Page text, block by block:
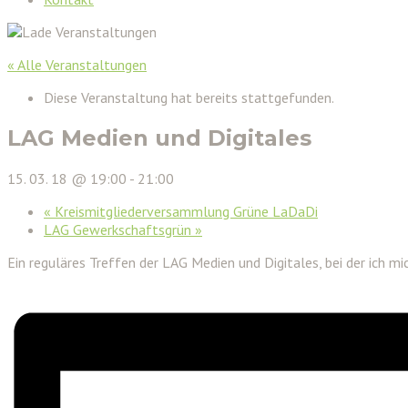
« Alle Veranstaltungen
Diese Veranstaltung hat bereits stattgefunden.
LAG Medien und Digitales
15. 03. 18 @ 19:00 - 21:00
« Kreismitgliederversammlung Grüne LaDaDi
LAG Gewerkschaftsgrün »
Ein reguläres Treffen der LAG Medien und Digitales, bei der ich